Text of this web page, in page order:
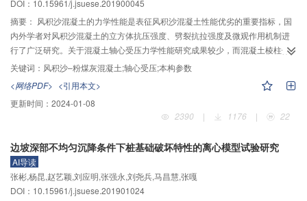
的细观力学机理，可为相关岩土力学模拟提供参考依据。
DOI：10.15961/j.jsuese.201900045
摘要： 风积沙混凝土的力学性能是表征风积沙混凝土性能优劣的重要指标，国
内外学者对风积沙混凝土的立方体抗压强度、劈裂抗拉强度及微观作用机制进
行了广泛研究。关于混凝土轴心受压力学性能研究成果较少，而混凝土棱柱体
受压更加接近于工程实际。因此，试验设计风积沙（替代率为0～40%）和粉煤
灰（替代率为10%～20%）内掺替代等质量的河砂及水泥，制备了10组风积沙
–粉煤灰混凝土，进行60 d风积沙–粉煤灰混凝土轴心抗压试验，开展风积沙–粉
煤灰混凝土轴心受压破坏形貌、微观结构、应力–应变关系、轴心抗压强度、峰
值应变、弹性模量、泊松比等内容的试验研究。结果表明：弹性阶段各掺量风
基准混凝土应力增长较快，混凝土脆性增加。轴心抗压强度、弹性模量及泊松
比随风积沙掺量增加呈现先增大后减小的变化趋势，随粉煤灰掺量增加在降
低。最后，对过镇海经典模型上升段本构参数A进行二次演化，建立了本构参数
与轴心抗压强度和风积沙掺量之间的演化模型，得出风积沙混凝土应力–应变上
关键词： 风积沙–粉煤灰混凝土;轴心受压;本构参数
<网络PDF> <引用本文>
更新时间： 2024-01-08
2390
| 1176 | 22
边坡深部不均匀沉降条件下桩基础破坏特性的离心模型试验研究
AI导读
张彬,杨昆,赵艺颖,刘应明,张强永,刘尧兵,马昌慧,张嘎
DOI：10.15961/j.jsuese.201901024